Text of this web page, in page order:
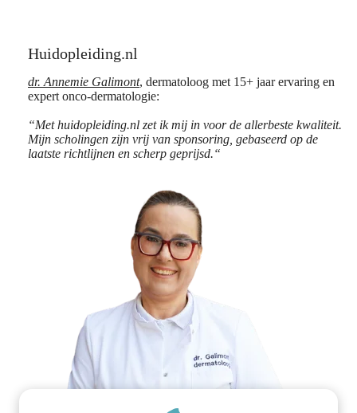
Huidopleiding.nl
dr. Annemie Galimont, dermatoloog met 15+ jaar ervaring en
expert onco-dermatologie:
“Met huidopleiding.nl zet ik mij in voor de allerbeste kwaliteit.
Mijn scholingen zijn vrij van sponsoring, gebaseerd op de
laatste richtlijnen en scherp geprijsd.“